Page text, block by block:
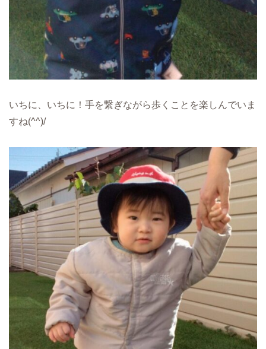
いちに、いちに！手を繋ぎながら歩くことを楽しんでいま
すね(^^)/